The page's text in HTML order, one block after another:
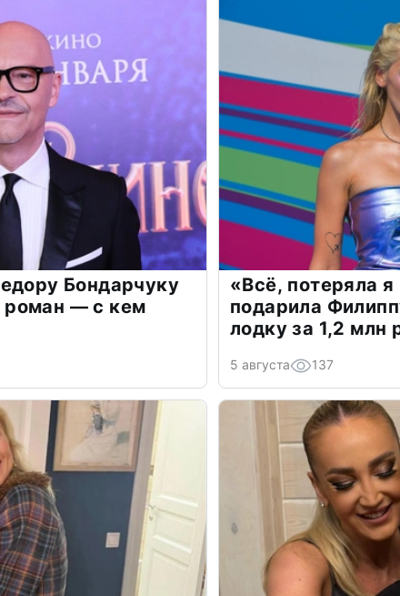
Бондарчуку
роман — с кем
«Всё, потеряла
подарила
лодку за 1,2 млн
5 августа 137